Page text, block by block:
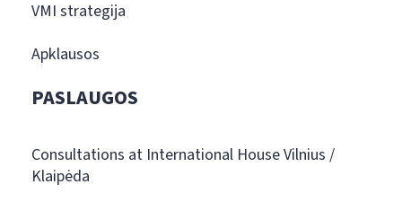
VMI strategija
Apklausos
PASLAUGOS
Consultations at International House Vilnius /
Klaipėda